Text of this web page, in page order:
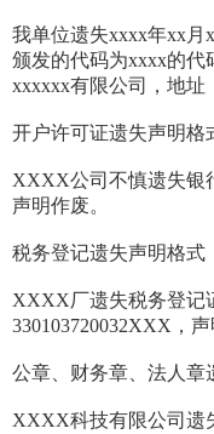
我单位遗失xxxx年xx月
颁发的代码为xxxx的代
xxxxxx有限公司，地址
开户许可证遗失声明格
XXXX公司不慎遗失银
声明作废。
税务登记遗失声明格式
XXXX厂遗失税务登记
330103720032XXX，声
公章、财务章、法人章
XXXX科技有限公司遗